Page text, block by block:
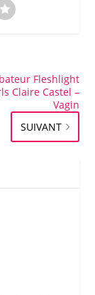
Fleshlight
Claire Castel –
Vagin
SUIVANT